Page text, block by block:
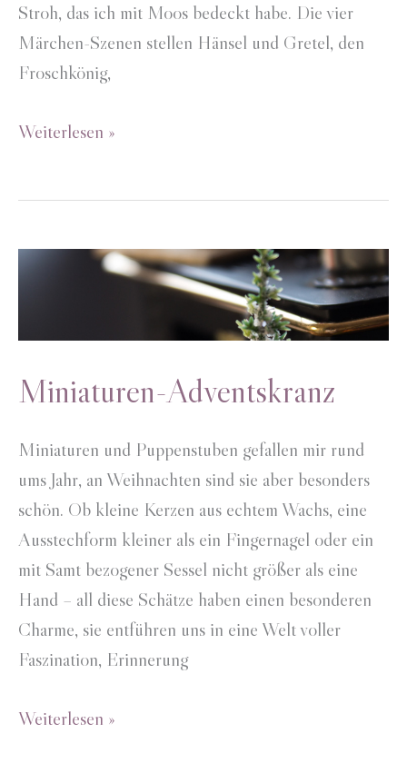
Stroh, das ich mit Moos bedeckt habe. Die vier
Märchen-Szenen stellen Hänsel und Gretel, den
Froschkönig,
Märchen-
Weiterlesen »
Miniaturen-Adventskranz
Miniaturen und Puppenstuben gefallen mir rund
ums Jahr, an Weihnachten sind sie aber besonders
schön. Ob kleine Kerzen aus echtem Wachs, eine
Ausstechform kleiner als ein Fingernagel oder ein
mit Samt bezogener Sessel nicht größer als eine
Hand – all diese Schätze haben einen besonderen
Charme, sie entführen uns in eine Welt voller
Faszination, Erinnerung
Miniaturen-
Weiterlesen »